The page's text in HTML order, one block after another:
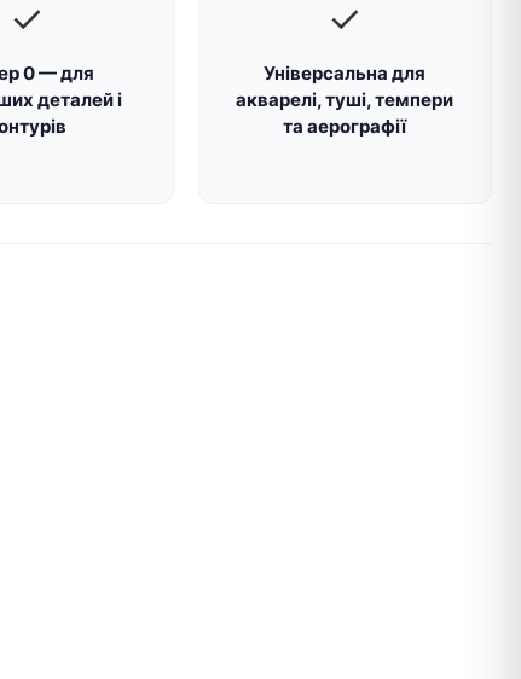
✓
0 — для
деталей і
✓
Універсальна для
акварелі, туші, темпери
та аерографії